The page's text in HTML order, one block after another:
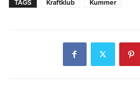
TAGS
Kraftklub Kummer